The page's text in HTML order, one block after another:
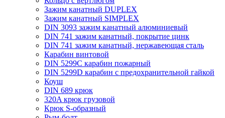
Зажим канатный DUPLEX
Зажим канатный SIMPLEX
DIN 3093 зажим канатный алюминиевый
DIN 741 зажим канатный, покрытие цинк
DIN 741 зажим канатный, нержавеющая сталь
Карабин винтовой
DIN 5299C карабин пожарный
DIN 5299D карабин с предохранительной гайкой
Коуш
DIN 689 крюк
320A крюк грузовой
Крюк S-образный